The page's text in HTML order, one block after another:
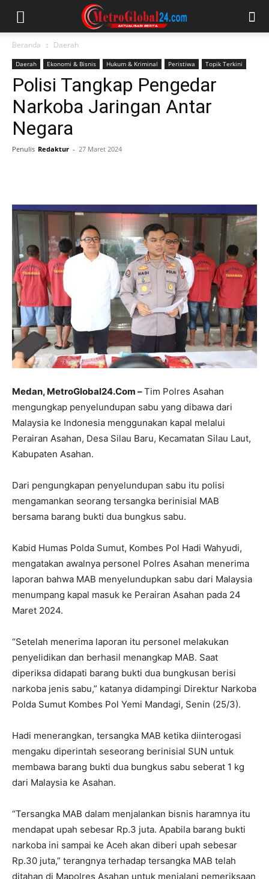
Beranda Daerah
Daerah Ekonomi & Bisnis Hukum & Kriminal Peristiwa Topik Terkini
Polisi Tangkap Pengedar
Narkoba Jaringan Antar
Negara
Penulis Redaktur - 27 Maret 2024
Medan, MetroGlobal24.Com –Tim Polres Asahan
mengungkap penyelundupan sabu yang dibawa dari
Malaysia ke Indonesia menggunakan kapal melalui
Perairan Asahan, Desa Silau Baru, Kecamatan Silau Laut,
Kabupaten Asahan.
Dari pengungkapan penyelundupan sabu itu polisi
mengamankan seorang tersangka berinisial MAB
bersama barang bukti dua bungkus sabu.
Kabid Humas Polda Sumut, Kombes Pol Hadi Wahyudi,
mengatakan awalnya personel Polres Asahan menerima
laporan bahwa MAB menyelundupkan sabu dari Malaysia
menumpang kapal masuk ke Perairan Asahan pada 24
Maret 2024.
“Setelah menerima laporan itu personel melakukan
penyelidikan dan berhasil menangkap MAB. Saat
diperiksa didapati barang bukti dua bungkusan berisi
narkoba jenis sabu,” katanya didampingi Direktur Narkoba
Polda Sumut Kombes Pol Yemi Mandagi, Senin (25/3).
Hadi menerangkan, tersangka MAB ketika diinterogasi
mengaku diperintah seseorang berinisial SUN untuk
membawa barang bukti dua bungkus sabu seberat 1 kg
dari Malaysia ke Asahan.
“Tersangka MAB dalam menjalankan bisnis haramnya itu
mendapat upah sebesar Rp.3 juta. Apabila barang bukti
narkoba ini sampai ke Aceh akan diberi upah sebesar
Rp.30 juta,” terangnya terhadap tersangka MAB telah
ditahan di Mapolres Asahan untuk menjalani pemeriksaan